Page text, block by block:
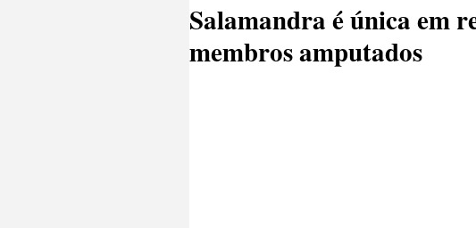
Salamandra é única em
membros amputados